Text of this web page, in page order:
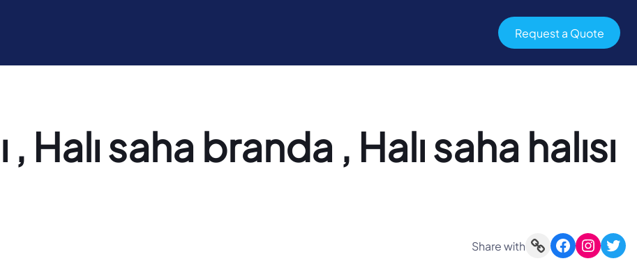
Request a Quote
, Halı saha branda , Halı saha halısı
Share with Link Facebook Instagram Twitter